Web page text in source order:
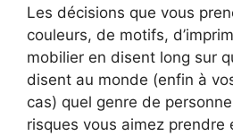
Les décisions que vous
couleurs, de motifs,
mobilier en disent long sur
disent au monde (enfin à
cas) quel genre de
risques vous aimez prendre